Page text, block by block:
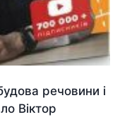
речовини і
Віктор